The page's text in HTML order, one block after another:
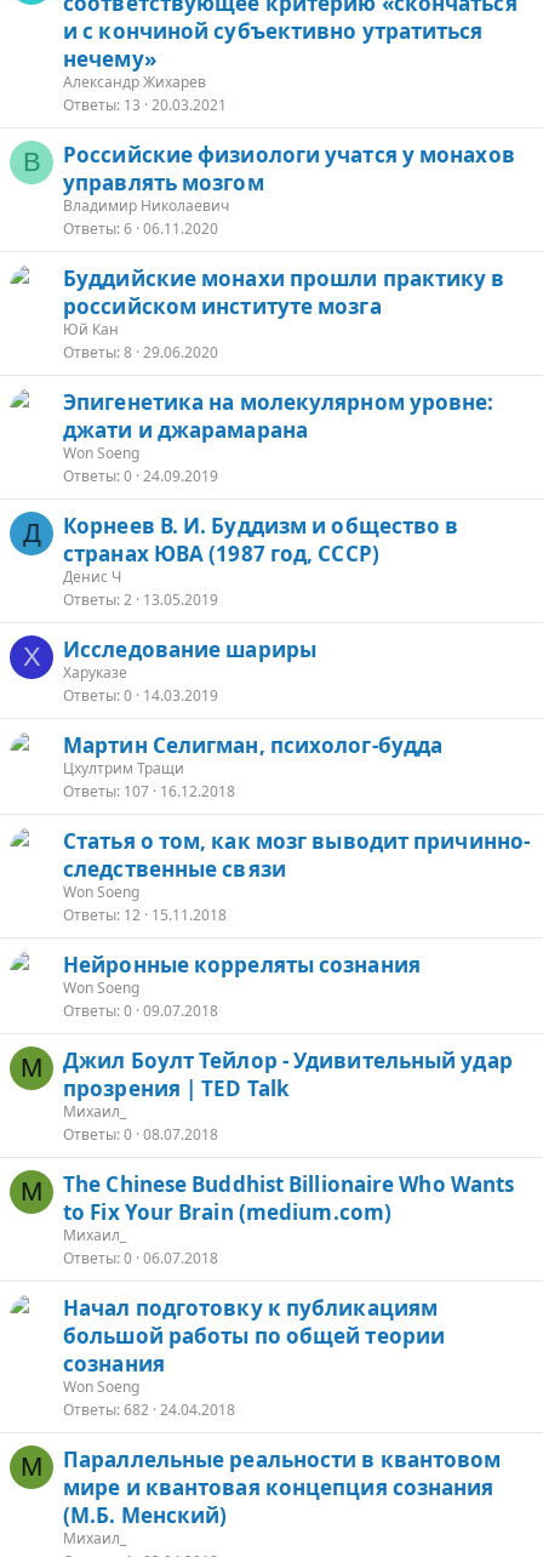
и с кончиной субъективно утратиться
нечему»
Александр Жихарев
Ответы 13 20.03.2021
В
Российские физиологи учатся у монахов
управлять мозгом
Владимир Николаевич
Ответы 6 06.11.2020
Буддийские монахи прошли практику в
российском институте мозга
Юй Кан
Ответы 8 29.06.2020
Эпигенетика на молекулярном уровне:
джати и джарамарана
Won Soeng
Ответы 0 24.09.2019
Д
Корнеев В. И. Буддизм и общество в
странах ЮВА (1987 год, СССР)
Денис Ч
Ответы 2 13.05.2019
Х Исследование шариры
Харуказе
Ответы 0 14.03.2019
р
Мартин Селигман, психолог-будда
Цхултрим Тращи
Ответы 107 16.12.2018
Статья о том, как мозг выводит причинно-
следственные связи
Won Soeng
Ответы 12 15.11.2018
Нейронные корреляты сознания
Won Soeng
Ответы 0 09.07.2018
М
Джил Боулт Тейлор - Удивительный удар
прозрения | TED Talk
Михаил_
Ответы 0 08.07.2018
М
The Chinese Buddhist Billionaire Who Wants
to Fix Your Brain (medium.com)
Михаил_
Ответы 0 06.07.2018
Начал подготовку к публикациям
большой работы по общей теории
сознания
Won Soeng
Ответы 682 24.04.2018
М
Параллельные реальности в квантовом
мире и квантовая концепция сознания
(М.Б. Менский)
Михаил_